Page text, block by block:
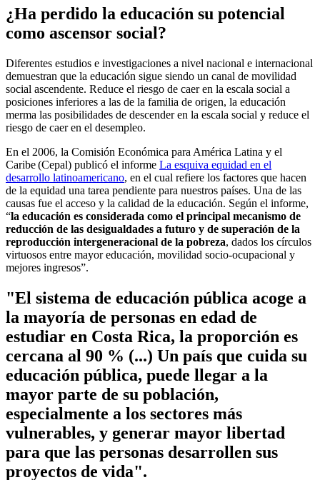
¿Ha perdido la educación su potencial
como ascensor social?
Diferentes estudios e investigaciones a nivel nacional e internacional
demuestran que la educación sigue siendo un canal de movilidad
social ascendente. Reduce el riesgo de caer en la escala social a
posiciones inferiores a las de la familia de origen, la educación
merma las posibilidades de descender en la escala social y reduce el
riesgo de caer en el desempleo.
En el 2006, la Comisión Económica para América Latina y el
Caribe (Cepal) publicó el informe La esquiva equidad en el
desarrollo latinoamericano, en el cual refiere los factores que hacen
de la equidad una tarea pendiente para nuestros países. Una de las
causas fue el acceso y la calidad de la educación. Según el informe,
“la educación es considerada como el principal mecanismo de
reducción de las desigualdades a futuro y de superación de la
reproducción intergeneracional de la pobreza, dados los círculos
virtuosos entre mayor educación, movilidad socio-ocupacional y
mejores ingresos”.
"El sistema de educación pública acoge a
la mayoría de personas en edad de
estudiar en Costa Rica, la proporción es
cercana al 90 % (...) Un país que cuida su
educación pública, puede llegar a la
mayor parte de su población,
especialmente a los sectores más
vulnerables, y generar mayor libertad
para que las personas desarrollen sus
proyectos de vida".